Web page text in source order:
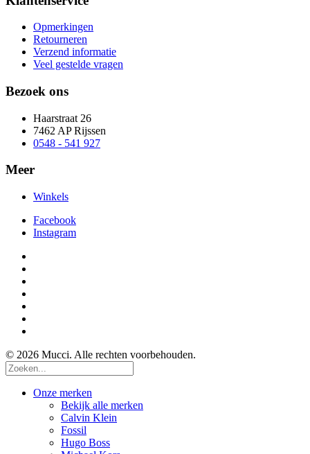
Opmerkingen
Retourneren
Verzend informatie
Veel gestelde vragen
Bezoek ons
Haarstraat 26
7462 AP Rijssen
0548 - 541 927
Meer
Winkels
Facebook
Instagram
© 2026 Mucci. Alle rechten voorbehouden.
Onze merken
Bekijk alle merken
Calvin Klein
Fossil
Hugo Boss